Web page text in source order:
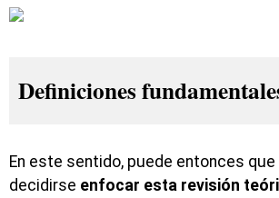
Definiciones
En este sentido, puede entonces
decidirse enfocar esta revisión